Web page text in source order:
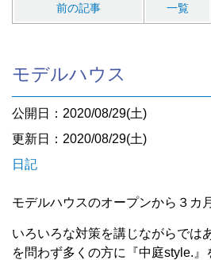
前の記事 一覧
モデルハウス
公開日：2020/08/29(土)
更新日：2020/08/29(土)
日記
モデルハウスのオープンから３カ月
いろいろな対策を講じながらでは
を問わず多くの方に『中庭style.